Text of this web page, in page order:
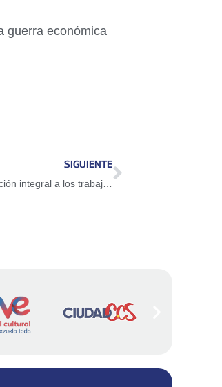
guerra económica
SIGUIENTE
SITRAMECA cierra el año 2019 con balance positivo de atención integral a los trabajadores del Metro de Caracas